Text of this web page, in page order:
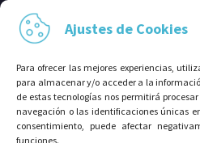
Ajustes de Cookies
Para ofrecer las mejores experiencias,
para almacenar y/o acceder a la
de estas tecnologías nos permitirá
navegación o las identificaciones únicas
consentimiento, puede afectar
funciones.